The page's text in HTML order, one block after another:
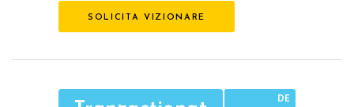
SOLICITA VIZIONARE
DE